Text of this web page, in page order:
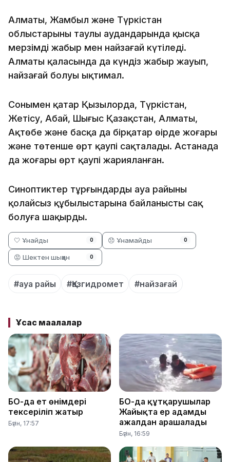
Алматы, Жамбыл және Түркістан
облыстарының таулы аудандарында қысқа
мерзімді жаңбыр мен найзағай күтіледі.
Алматы қаласында да күндіз жаңбыр жауып,
найзағай болуы ықтимал.
Сонымен қатар Қызылорда, Түркістан,
Жетісу, Абай, Шығыс Қазақстан, Алматы,
Ақтөбе және басқа да бірқатар өңірде жоғары
және төтенше өрт қаупі сақталады. Астанада
да жоғары өрт қаупі жарияланған.
Синоптиктер тұрғындарды ауа райының
қолайсыз құбылыстарына байланысты сақ
болуға шақырды.
🤍 Ұнайды 0 😞 Ұнамайды 0
😡 Шектен шыққан 0
#ауа райы #Қазгидромет #найзағай
Ұқсас мақалалар
БҚО-да ет өнімдері
тексеріліп жатыр
Бүгін, 17:57
БҚО-да құтқарушылар
Жайықта ер адамды
ажалдан арашалады
Бүгін, 16:59